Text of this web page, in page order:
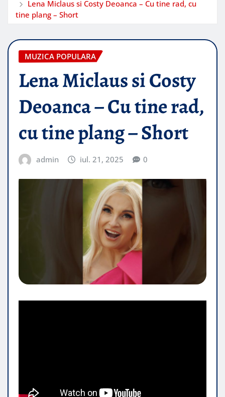
Lena Miclaus si Costy Deoanca – Cu tine rad, cu
tine plang – Short
MUZICA POPULARA
Lena Miclaus si Costy
Deoanca – Cu tine rad,
cu tine plang – Short
admin iul. 21, 2025 0